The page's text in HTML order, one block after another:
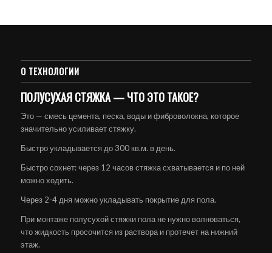
О ТЕХНОЛОГИИ
ПОЛУСУХАЯ СТЯЖКА — ЧТО ЭТО ТАКОЕ?
Это — смесь цемента, песка, воды и фиброволокна, которое
значительно усиливает стяжку.
Быстро укладывается до 300 кв.м. в день.
Быстро сохнет: через 12 часов стяжка схватывается и по ней
можно ходить.
Через 2-4 дня можно укладывать покрытие для пола.
При монтаже полусухой стяжки пола не нужно волноваться,
что жидкость просочится из раствора и протечет на нижний
этаж.